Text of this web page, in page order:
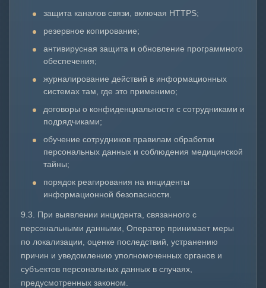
защита каналов связи, включая HTTPS;
резервное копирование;
антивирусная защита и обновление программного
обеспечения;
журналирование действий в информационных
системах там, где это применимо;
договоры о конфиденциальности с сотрудниками и
подрядчиками;
обучение сотрудников правилам обработки
персональных данных и соблюдения медицинской
тайны;
порядок реагирования на инциденты
информационной безопасности.
9.3. При выявлении инцидента, связанного с
персональными данными, Оператор принимает меры
по локализации, оценке последствий, устранению
причин и уведомлению уполномоченных органов и
субъектов персональных данных в случаях,
предусмотренных законом.